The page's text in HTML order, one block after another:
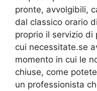
pronte, avvolgibili,
dal classico orario
proprio il servizio
cui necessitate.se
momento in cui le
chiuse, come
un professionista